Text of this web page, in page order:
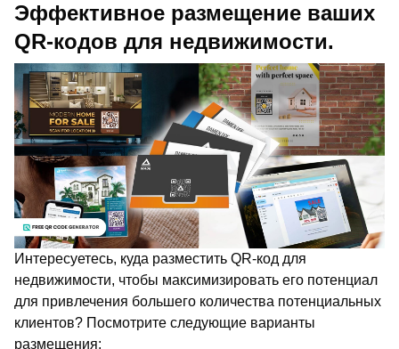
Эффективное размещение ваших
QR-кодов для недвижимости.
Интересуетесь, куда разместить QR-код для
недвижимости, чтобы максимизировать его потенциал
для привлечения большего количества потенциальных
клиентов? Посмотрите следующие варианты
размещения: